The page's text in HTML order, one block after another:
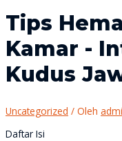
Tips
Kamar -
Kudus
Uncategorized / Oleh
Daftar Isi